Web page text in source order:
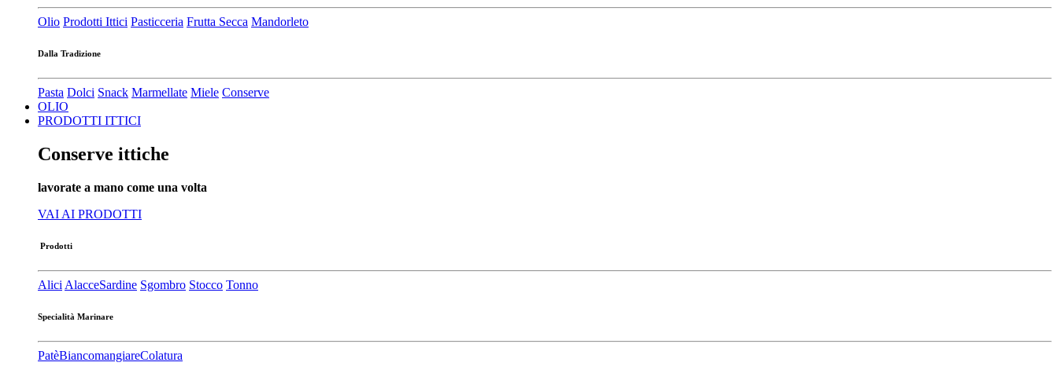
Olio Prodotti Ittici Pasticceria Frutta Secca Mandorleto
Dalla Tradizione
Pasta Dolci Snack Marmellate Miele Conserve
OLIO
PRODOTTI ITTICI
Conserve ittiche
lavorate a mano come una volta
VAI AI PRODOTTI
Prodotti
Alici AlacceSardine Sgombro Stocco Tonno
Specialità Marinare
Patè​BiancomangiareColatura